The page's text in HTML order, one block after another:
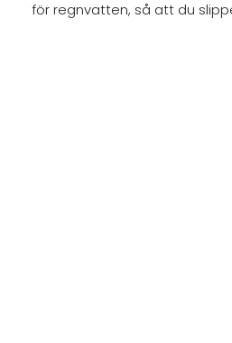
för regnvatten, så att du